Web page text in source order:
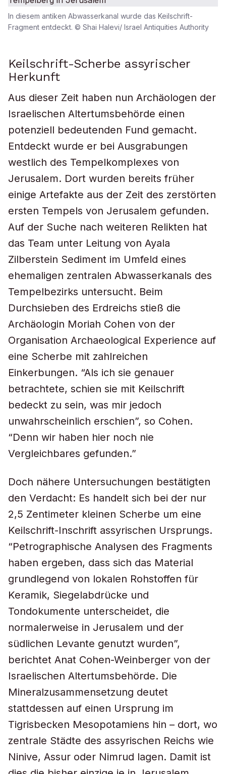
In diesem antiken Abwasserkanal wurde das Keilschrift-
Fragment entdeckt. © Shai Halevi/ Israel Antiquities Authority
Keilschrift-Scherbe assyrischer
Herkunft
Aus dieser Zeit haben nun Archäologen der
Israelischen Altertumsbehörde einen
potenziell bedeutenden Fund gemacht.
Entdeckt wurde er bei Ausgrabungen
westlich des Tempelkomplexes von
Jerusalem. Dort wurden bereits früher
einige Artefakte aus der Zeit des zerstörten
ersten Tempels von Jerusalem gefunden.
Auf der Suche nach weiteren Relikten hat
das Team unter Leitung von Ayala
Zilberstein Sediment im Umfeld eines
ehemaligen zentralen Abwasserkanals des
Tempelbezirks untersucht. Beim
Durchsieben des Erdreichs stieß die
Archäologin Moriah Cohen von der
Organisation Archaeological Experience auf
eine Scherbe mit zahlreichen
Einkerbungen. “Als ich sie genauer
betrachtete, schien sie mit Keilschrift
bedeckt zu sein, was mir jedoch
unwahrscheinlich erschien”, so Cohen.
“Denn wir haben hier noch nie
Vergleichbares gefunden.”
Doch nähere Untersuchungen bestätigten
den Verdacht: Es handelt sich bei der nur
2,5 Zentimeter kleinen Scherbe um eine
Keilschrift-Inschrift assyrischen Ursprungs.
“Petrographische Analysen des Fragments
haben ergeben, dass sich das Material
grundlegend von lokalen Rohstoffen für
Keramik, Siegelabdrücke und
Tondokumente unterscheidet, die
normalerweise in Jerusalem und der
südlichen Levante genutzt wurden”,
berichtet Anat Cohen-Weinberger von der
Israelischen Altertumsbehörde. Die
Mineralzusammensetzung deutet
stattdessen auf einen Ursprung im
Tigrisbecken Mesopotamiens hin – dort, wo
zentrale Städte des assyrischen Reichs wie
Ninive, Assur oder Nimrud lagen. Damit ist